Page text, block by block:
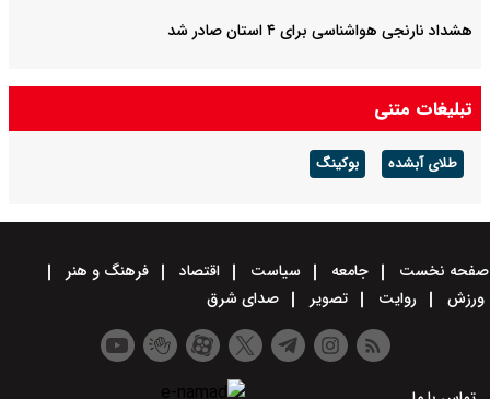
هشداد نارنجی هواشناسی برای ۴ استان صادر شد
تبلیغات متنی
طلای آبشده بوکینگ
صفحه نخست جامعه سیاست اقتصاد
فرهنگ و هنر
ورزش
روایت تصویر صدای شرق